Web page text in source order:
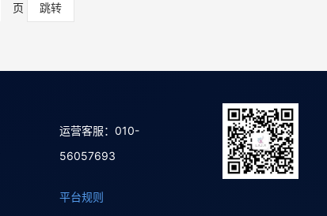
页
运营客服：010-
56057693
平台规则